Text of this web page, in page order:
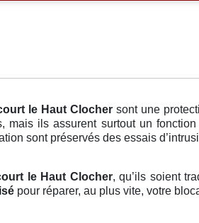
le Haut Clochersont une
mais ils assurent surtout un
sont préservés des essais
le Haut Clocher, qu’ils soient
pour réparer, au plus vite, votre